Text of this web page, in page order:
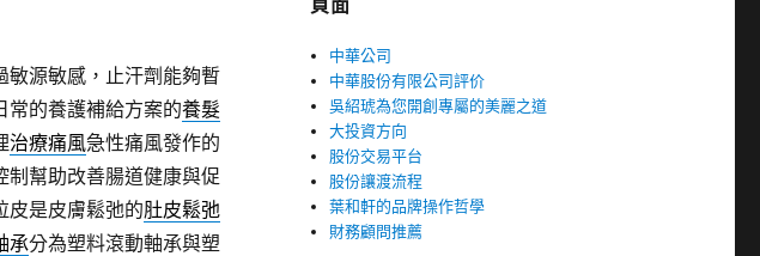
敏源敏感，止汗劑能夠暫
常的養護補給方案的養髮
治療痛風急性痛風發作的
制幫助改善腸道健康與促
皮是皮膚鬆弛的肚皮鬆弛
承分為塑料滾動軸承與塑
頁面
中華公司
中華股份有限公司評价
吳紹琥為您開創專屬的美麗之道
大投資方向
股份交易平台
股份讓渡流程
葉和軒的品牌操作哲學
財務顧問推薦